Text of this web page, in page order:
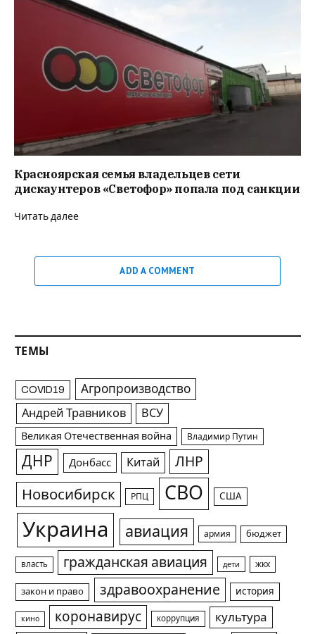
Красноярская семья владельцев сети
дискаунтеров «Светофор» попала под санкции
Читать далее
ADD A COMMENT
ТЕМЫ
COVID19 Агропроизводство
Андрей Травников ВСУ
Великая Отечественная война Владимир Путин
ДНР Донбасс Китай ЛНР
Новосибирск РПЦ СВО США
Украина авиация армия бюджет
власть гражданская авиация дети жкх
закон и право здравоохранение история
кино коронавирус коррупция
культура